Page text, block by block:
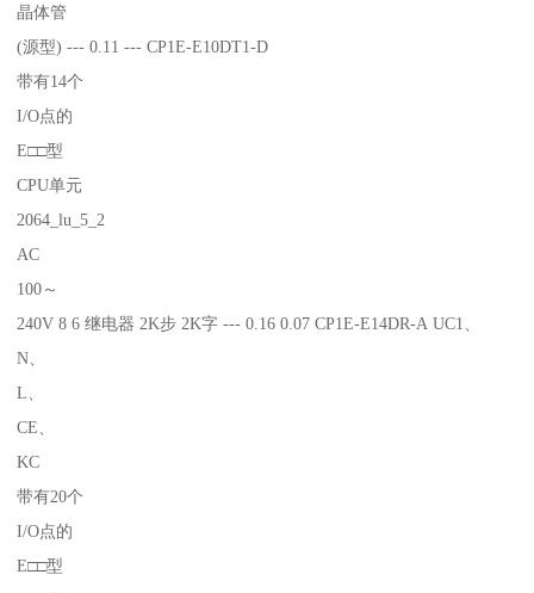
晶体管
(源型) --- 0.11 --- CP1E-E10DT1-D
带有14个
I/O点的
E□□型
CPU单元
2064_lu_5_2
AC
100～
240V 8 6 继电器 2K步 2K字 --- 0.16 0.07 CP1E-E14DR-A UC1、
N、
L、
CE、
KC
带有20个
I/O点的
E□□型